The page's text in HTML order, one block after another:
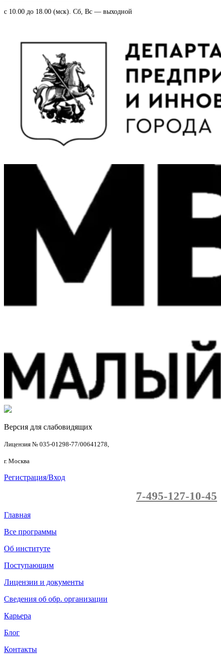
c 10.00 до 18.00 (мск). Сб, Вс — выходной
Версия для слабовидящих
Лицензия № 035-01298-77/00641278,
г. Москва
Регистрация/Вход
7-495-127-10-45
Главная
Все программы
Об институте
Поступающим
Лицензии и документы
Сведения об обр. организации
Карьера
Блог
Контакты